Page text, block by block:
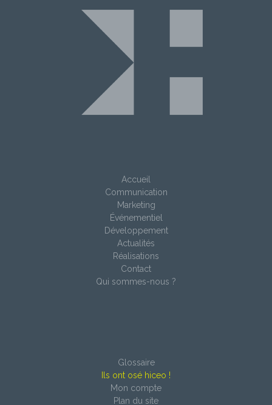
Accueil
Communication
Marketing
Événementiel
Développement
Actualités
Réalisations
Contact
Qui sommes-nous ?
Glossaire
Ils ont osé hiceo !
Mon compte
Plan du site